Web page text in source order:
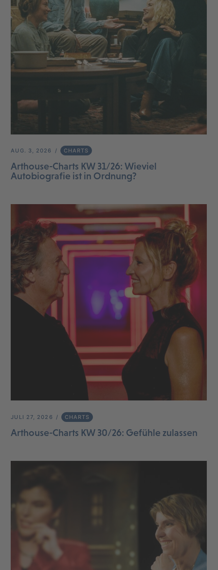
AUG. 3, 2026 CHARTS
Arthouse-Charts KW 31/26: Wieviel
Autobiografie ist in Ordnung?
JULI 27, 2026 CHARTS
Arthouse-Charts KW 30/26: Gefühle zulassen